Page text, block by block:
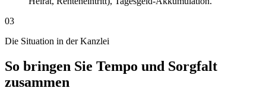
03
Die Situation in der Kanzlei
So bringen Sie Tempo und Sorgfalt
zusammen